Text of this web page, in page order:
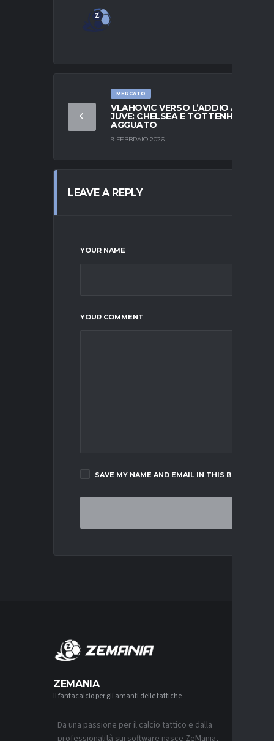
MERCATO
VLAHOVIC VERSO L’ADDIO ALLA
JUVE: CHELSEA E TOTTENHAM IN
AGGUATO
9 FEBBRAIO 2026
LEAVE A REPLY
YOUR NAME
YOUR COMMENT
SAVE MY NAME AND EMAIL IN THIS BROWSER
ZEMANIA
Il fantacalcio per gli amanti delle tattiche
Da una passione per il calcio tattico e dalla
professionalità sui software nasce ZeMania,